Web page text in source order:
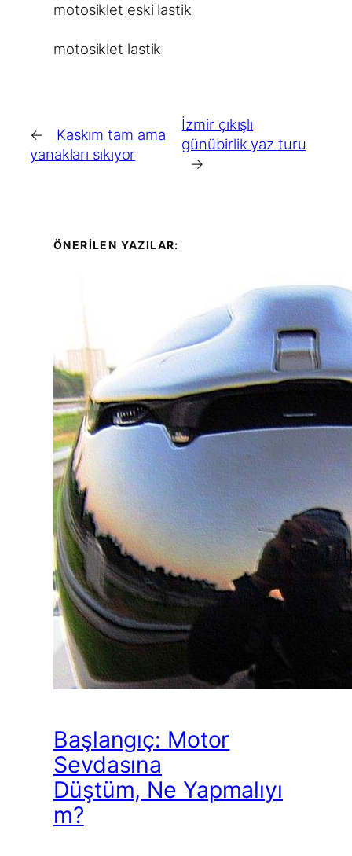
motosiklet eski lastik
motosiklet lastik
←
Kaskım tam ama
yanakları sıkıyor
İzmir çıkışlı
günübirlik yaz turu
→
ÖNERİLEN YAZILAR:
Başlangıç: Motor
Sevdasına
Düştüm, Ne Yapmalıyı
m?